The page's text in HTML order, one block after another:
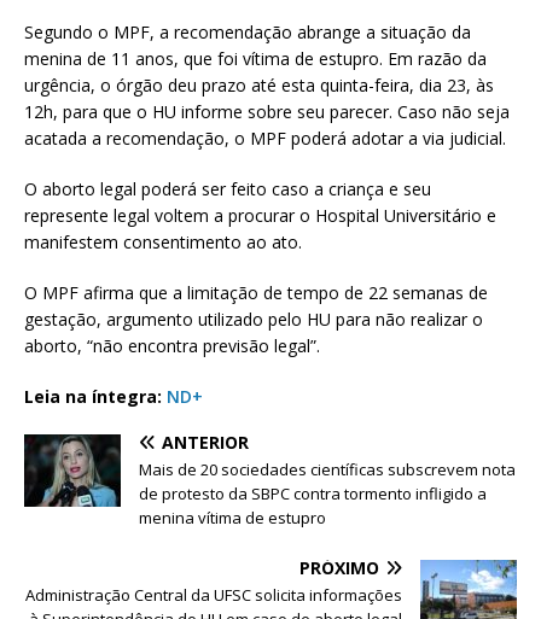
Segundo o MPF, a recomendação abrange a situação da
menina de 11 anos, que foi vítima de estupro. Em razão da
urgência, o órgão deu prazo até esta quinta-feira, dia 23, às
12h, para que o HU informe sobre seu parecer. Caso não seja
acatada a recomendação, o MPF poderá adotar a via judicial.
O aborto legal poderá ser feito caso a criança e seu
represente legal voltem a procurar o Hospital Universitário e
manifestem consentimento ao ato.
O MPF afirma que a limitação de tempo de 22 semanas de
gestação, argumento utilizado pelo HU para não realizar o
aborto, “não encontra previsão legal”.
Leia na íntegra: ND+
ANTERIOR
Mais de 20 sociedades científicas subscrevem nota
de protesto da SBPC contra tormento infligido a
menina vítima de estupro
PRÓXIMO
Administração Central da UFSC solicita informações